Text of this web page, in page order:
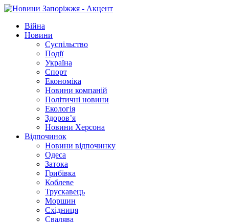
Війна
Новини
Суспільство
Події
Україна
Спорт
Економіка
Новини компаній
Політичні новини
Екологія
Здоров’я
Новини Херсона
Відпочинок
Новини відпочинку
Одеса
Затока
Грибівка
Коблеве
Трускавець
Моршин
Східниця
Свалява